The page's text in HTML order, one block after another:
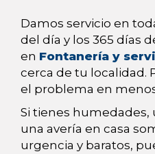
Damos servicio en
del día y los 365 días
en Fontanería y
cerca de tu localidad.
el problema en
Si tienes humedades,
una avería en casa
urgencia y baratos,